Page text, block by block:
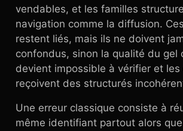
vendables, et les familles
navigation comme la diffusion.
restent liés, mais ils ne doivent
confondus, sinon la qualité du gel
devient impossible à vérifier et les
reçoivent des structurés
Une erreur classique consiste à
même identifiant partout alors